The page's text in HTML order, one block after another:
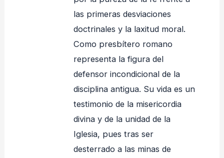
las primeras desviaciones
doctrinales y la laxitud moral.
Como presbítero romano
representa la figura del
defensor incondicional de la
disciplina antigua. Su vida es un
testimonio de la misericordia
divina y de la unidad de la
Iglesia, pues tras ser
desterrado a las minas de